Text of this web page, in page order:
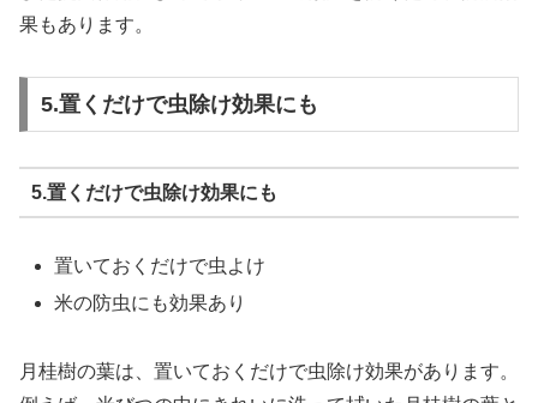
果もあります。
5.置くだけで虫除け効果にも
5.置くだけで虫除け効果にも
置いておくだけで虫よけ
米の防虫にも効果あり
月桂樹の葉は、置いておくだけで虫除け効果があります。